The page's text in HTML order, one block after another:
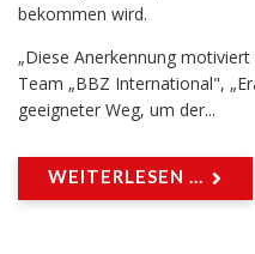
bekommen wird.
„Diese Anerkennung
Team „BBZ International",
geeigneter Weg, um der...
WEITERLESEN ...